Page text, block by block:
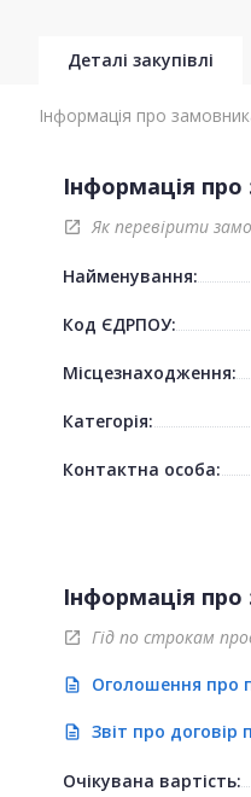
Деталі закупівлі
Інформація про
Інформація
open_in_new Як перевірити
Найменування:
Код ЄДРПОУ:
Місцезнаходження:
Категорія:
Контактна особа:
Інформація про
open_in_new Гід по строкам
description Оголошення про
description Звіт про договір
Очікувана вартість: